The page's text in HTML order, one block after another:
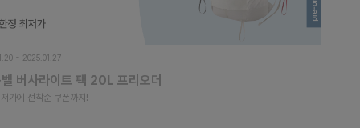
~ 2025.01.27
버사라이트 팩 20L 프리오더
가에 선착순 쿠폰까지!